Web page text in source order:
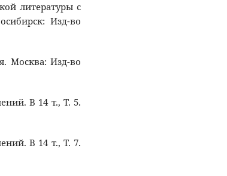
литературы с
Изд-во
Москва: Изд-во
В 14 т., Т. 5.
В 14 т., Т. 7.